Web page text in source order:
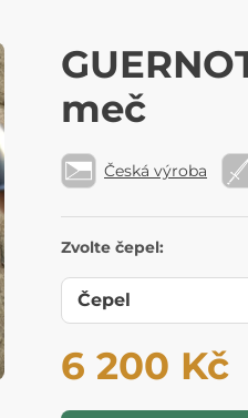
meč
Česká výroba
Zvolte čepel:
6 200 Kč